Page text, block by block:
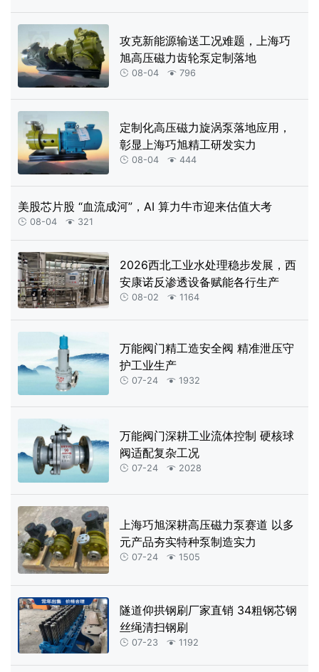
攻克新能源输送工况难题，上海巧
旭高压磁力齿轮泵定制落地
 08-04 796
定制化高压磁力旋涡泵落地应用，
彰显上海巧旭精工研发实力
 08-04 444
美股芯片股 “血流成河”，AI 算力牛市迎来估值大考
 08-04  321
2026西北工业水处理稳步发展，西
安康诺反渗透设备赋能各行生产
 08-02 1164
万能阀门精工造安全阀 精准泄压守
护工业生产
 07-24 1932
万能阀门深耕工业流体控制 硬核球
阀适配复杂工况
 07-24 2028
上海巧旭深耕高压磁力泵赛道 以多
元产品夯实特种泵制造实力
 07-24 1505
隧道仰拱钢刷厂家直销 34粗钢芯钢
丝绳清扫钢刷
 07-23 1192